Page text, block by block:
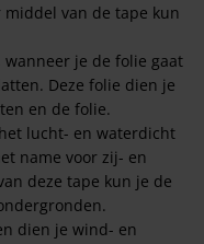
van de tape kun
wanneer je de folie gaat
Deze folie dien je
en de folie.
lucht- en waterdicht
name voor zij- en
deze tape kun je de
dien je wind- en